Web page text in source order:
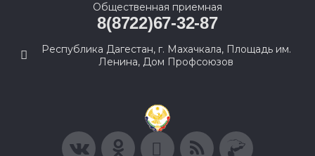
Общественная приемная
8(8722)67-32-87
Республика Дагестан, г. Махачкала, Площадь им.
Ленина, Дом Профсоюзов